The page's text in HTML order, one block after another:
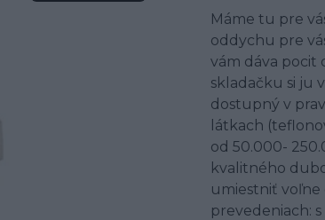
Máme tu pre
oddychu pre
vám dáva pocit
skladačku si ju
dostupný v
látkach
od 50.000-
kvalitného
umiestniť voľne
prevedeniach: